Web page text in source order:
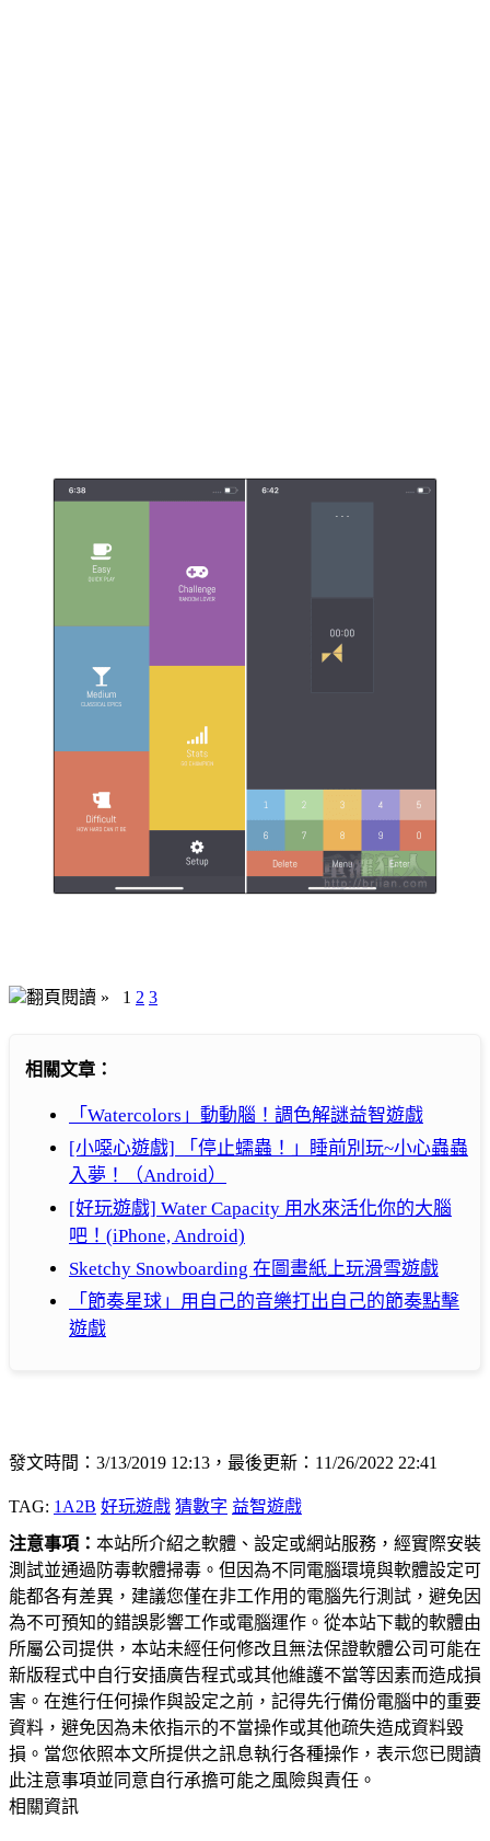
翻頁閱讀 » 1 2 3
相關文章：
「Watercolors」動動腦！調色解謎益智遊戲
[小噁心遊戲] 「停止蠕蟲！」睡前別玩~小心蟲蟲
入夢！（Android）
[好玩遊戲] Water Capacity 用水來活化你的大腦
吧！(iPhone, Android)
Sketchy Snowboarding 在圖畫紙上玩滑雪遊戲
「節奏星球」用自己的音樂打出自己的節奏點擊
遊戲
發文時間：3/13/2019 12:13，最後更新：11/26/2022 22:41
TAG: 1A2B 好玩遊戲 猜數字 益智遊戲
注意事項： 本站所介紹之軟體、設定或網站服務，經實際安裝
測試並通過防毒軟體掃毒。但因為不同電腦環境與軟體設定可
能都各有差異，建議您僅在非工作用的電腦先行測試，避免因
為不可預知的錯誤影響工作或電腦運作。從本站下載的軟體由
所屬公司提供，本站未經任何修改且無法保證軟體公司可能在
新版程式中自行安插廣告程式或其他維護不當等因素而造成損
害。在進行任何操作與設定之前，記得先行備份電腦中的重要
資料，避免因為未依指示的不當操作或其他疏失造成資料毀
損。當您依照本文所提供之訊息執行各種操作，表示您已閱讀
此注意事項並同意自行承擔可能之風險與責任。
相關資訊